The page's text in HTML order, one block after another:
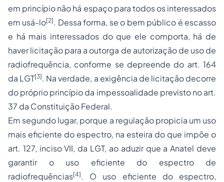
em princípio não há espaço para todos os interessados
em usá-lo[2]. Dessa forma, se o bem público é escasso
e há mais interessados do que ele comporta, há de
haver licitação para a outorga de autorização de uso de
radiofrequência, conforme se depreende do art. 164
da LGT[3]. Na verdade, a exigência de licitação decorre
do próprio princípio da impessoalidade previsto no art.
37 da Constituição Federal.
Em segundo lugar, porque a regulação propicia um uso
mais eficiente do espectro, na esteira do que impõe o
art. 127, inciso VII, da LGT, ao aduzir que a Anatel deve
garantir o uso eficiente do espectro de
radiofrequências[4]. O uso eficiente do espectro,